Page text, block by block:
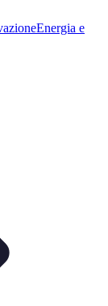
Energia e